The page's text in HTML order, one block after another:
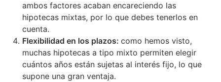
ambos factores acaban encareciendo las
hipotecas mixtas, por lo que debes tenerlos en
cuenta.
Flexibilidad en los plazos: como hemos visto,
muchas hipotecas a tipo mixto permiten elegir
cuántos años están sujetas al interés fijo, lo que
supone una gran ventaja.